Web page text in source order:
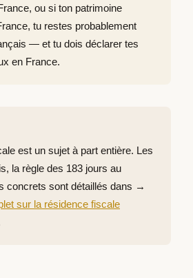
ou si ton patrimoine
tu restes probablement
— et tu dois déclarer tes
en France.
est un sujet à part entière. Les
la règle des 183 jours au
concrets sont détaillés dans →
sur la résidence fiscale